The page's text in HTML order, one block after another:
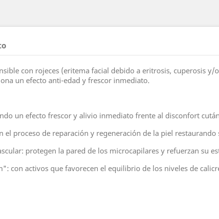
con rojeces (eritema facial debido a eritrosis, cuperosis y/
un efecto anti-edad y frescor inmediato.
un efecto frescor y alivio inmediato frente al disconfort
el proceso de reparación y regeneración de la piel
protegen la pared de los microcapilares y refuerzan su
con activos que favorecen el equilibrio de los niveles de